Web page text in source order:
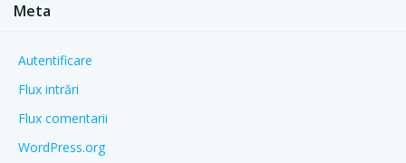
Meta
Autentificare
Flux intrări
Flux comentarii
WordPress.org